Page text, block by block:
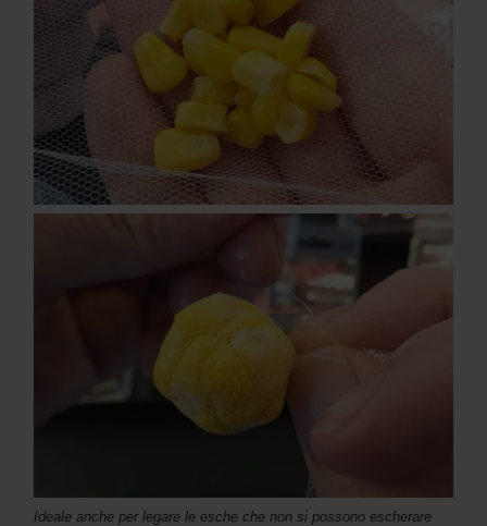
Ideale anche per legare le esche che non si possono escherare